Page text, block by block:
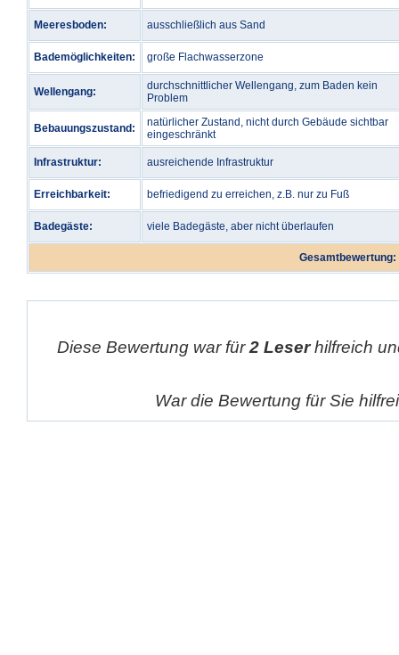
Meeresboden: ausschließlich aus Sand
Bademöglichkeiten: große Flachwasserzone
Wellengang:
durchschnittlicher Wellengang, zum Baden kein
Problem
Bebauungszustand:
natürlicher Zustand, nicht durch Gebäude sichtbar
eingeschränkt
Infrastruktur: ausreichende Infrastruktur
Erreichbarkeit: befriedigend zu erreichen, z.B. nur zu Fuß
Badegäste: viele Badegäste, aber nicht überlaufen
Gesamtbewertung:
Diese Bewertung war für2 Leserhilfreich
War die Bewertung für Sie